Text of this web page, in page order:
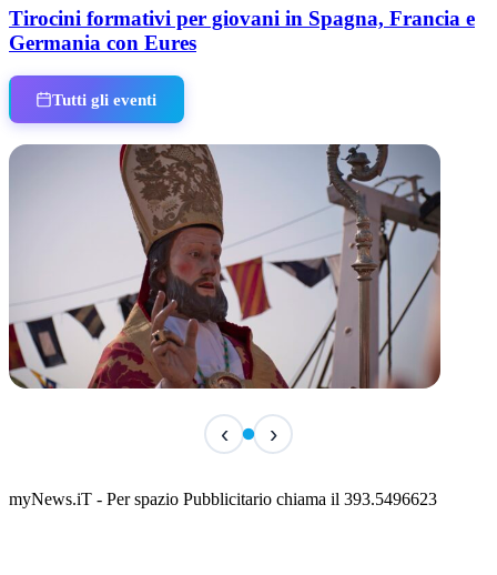
Tirocini formativi per giovani in Spagna, Francia e
Germania con Eures
Tutti gli eventi
San Basso 2026 - il programma delle feste
‹ ›
myNews.iT - Per spazio Pubblicitario chiama il 393.5496623